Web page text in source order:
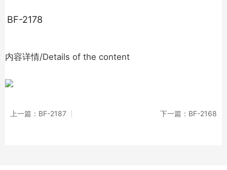
BF-2178
内容详情/Details of the content
上一篇：BF-2187 下一篇：BF-2168